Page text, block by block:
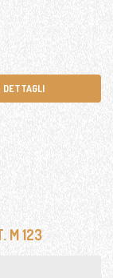
DETTAGLI
M 123